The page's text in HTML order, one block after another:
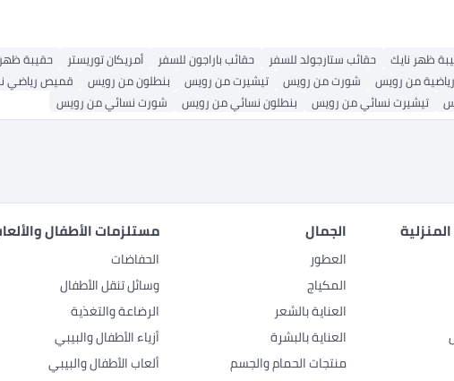
ظهر نايك حقائب ستارجولد للسفر حقائب باراجون للسفر أمريكان توريستر حقيبة
من رويس شورت من رويس تيشيرت من رويس بنطلون من رويس قميص رياضي
تيشيرت نسائي من رويس بنطلون نسائي من رويس شورت نسائي من رويس
الجمال
العطور
المكياج
العناية بالشعر
العناية بالبشرة
منتجات الحمام والجسم
مستلزمات الأطفال
الحفاضات
وسائل تنقل الأطفال
الرضاعة والتغذية
أزياء الأطفال والبيبي
ألعاب الأطفال والبيبي